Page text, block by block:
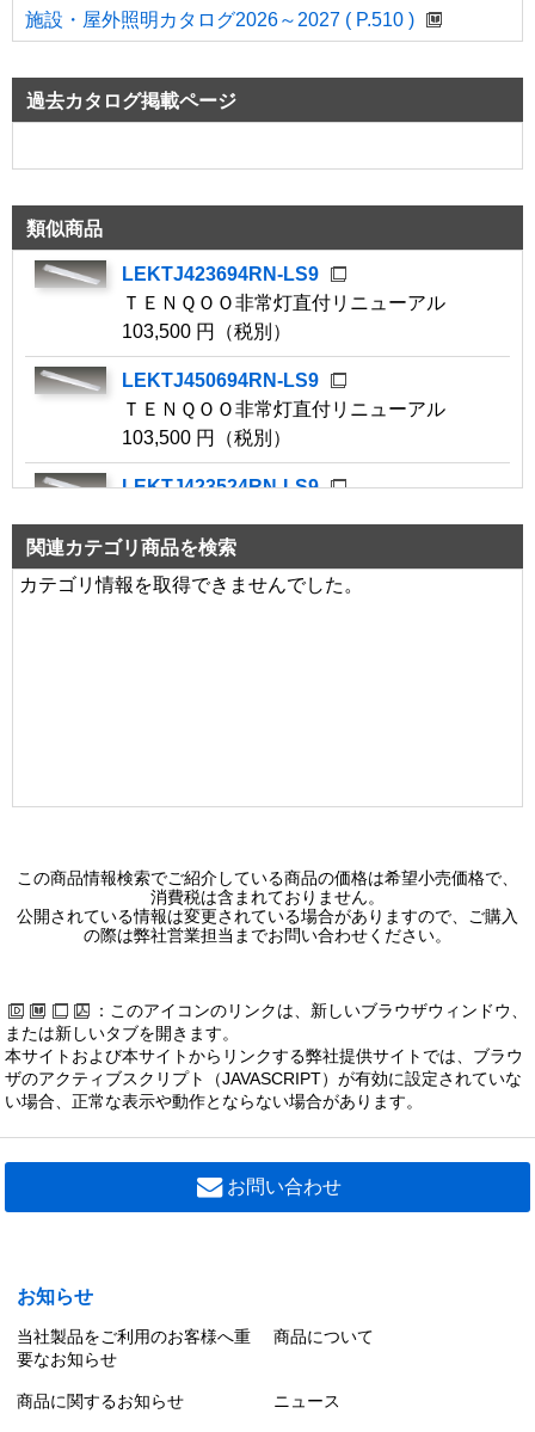
施設・屋外照明カタログ2026～2027 ( P.510 )
過去カタログ掲載ページ
類似商品
LEKTJ423694RN-LS9
ＴＥＮＱＯＯ非常灯直付リニューアル
103,500 円（税別）
LEKTJ450694RN-LS9
ＴＥＮＱＯＯ非常灯直付リニューアル
103,500 円（税別）
LEKTJ423524RN-LS9
98,900 円（税別）
LEKTJ450524RN-LS9
LEKTJ450404RN-LS9
LEKTJ423324RN-LS9
ＴＥＮＱＯＯ非常灯直付リニューアル
LEKTJ450324RN-LS9
ＴＥＮＱＯＯ非常灯直付リニューアル
92,800 円（税別）
92,300 円（税別）
関連カテゴリ商品を検索
カテゴリ情報を取得できませんでした。
この商品情報検索でご紹介している商品の価格は希望小売価格で、
消費税は含まれておりません。
公開されている情報は変更されている場合がありますので、ご購入
の際は弊社営業担当までお問い合わせください。
：このアイコンのリンクは、新しいブラウザウィンドウ、
または新しいタブを開きます。
本サイトおよび本サイトからリンクする弊社提供サイトでは、ブラウ
ザのアクティブスクリプト（JAVASCRIPT）が有効に設定されていな
い場合、正常な表示や動作とならない場合があります。
お問い合わせ
お知らせ
当社製品をご利用のお客様へ重
要なお知らせ
商品について
商品に関するお知らせ ニュース